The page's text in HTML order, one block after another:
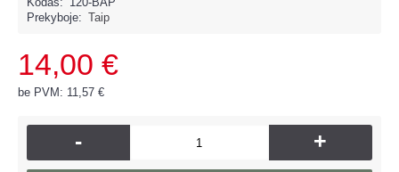
Prekyboje: Taip
14,00 €
be PVM: 11,57 €
- +